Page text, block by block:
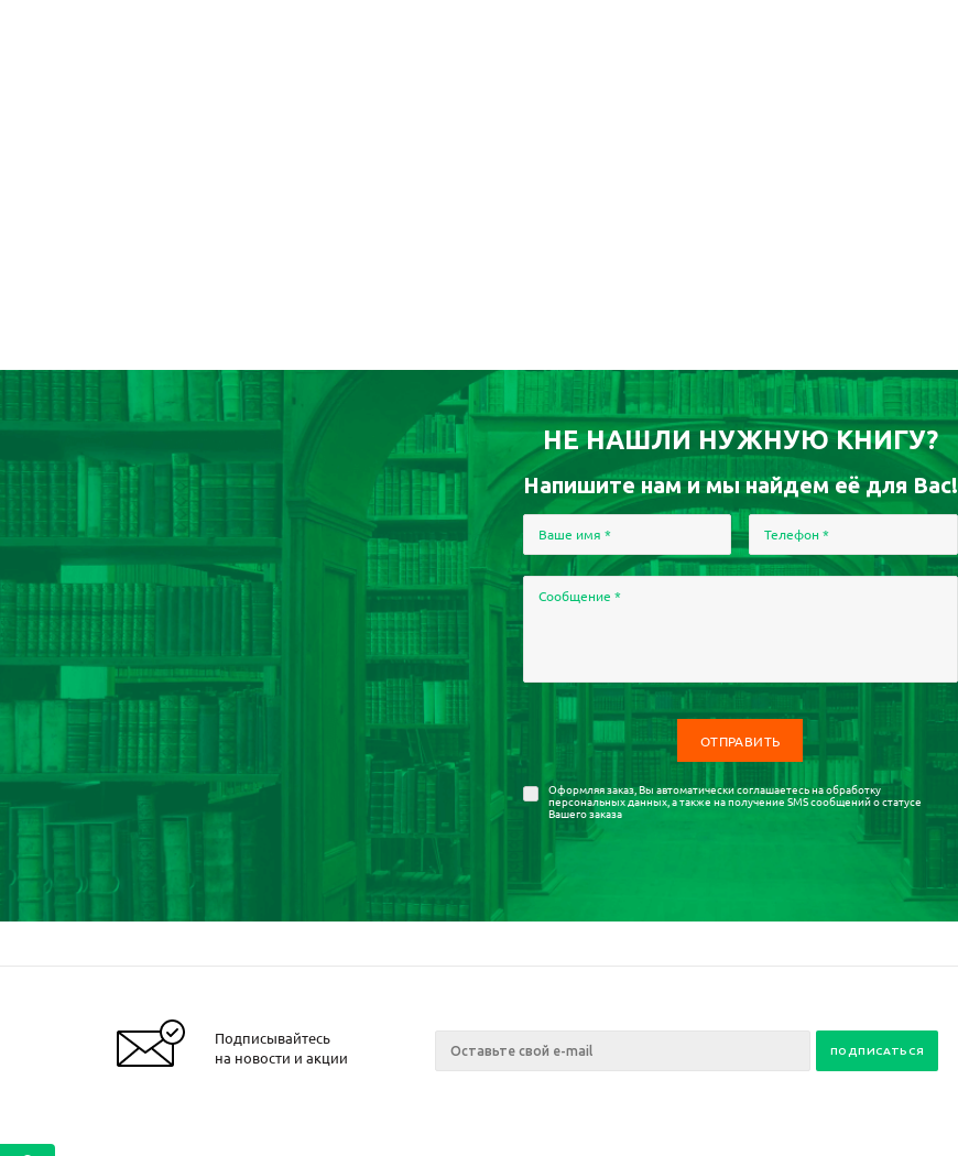
НЕ НАШЛИ НУЖНУЮ КНИГУ?
Напишите нам и мы найдем её для Вас!
Ваше имя * Телефон *
Сообщение *
Оформляя заказ, Вы автоматически соглашаетесь наобработку
персональных данных, а также на получение SMS сообщений о статусе
Вашего заказа
Подписывайтесь
на новости и акции